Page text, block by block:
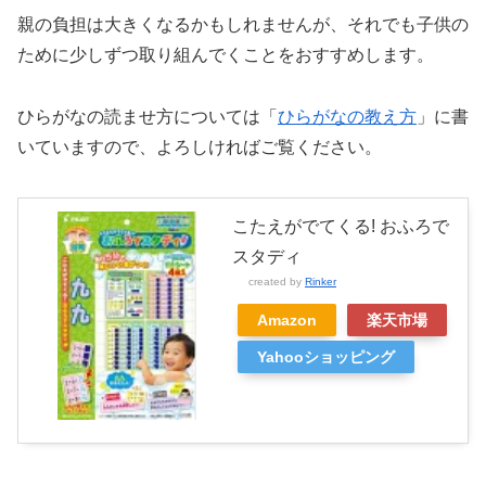
親の負担は大きくなるかもしれませんが、それでも子供の
ために少しずつ取り組んでくことをおすすめします。
ひらがなの読ませ方については「 ひらがなの教え方 」に書
いていますので、よろしければご覧ください。
こたえがでてくる! おふろで
スタディ
created by Rinker
Amazon 楽天市場
Yahooショッピング